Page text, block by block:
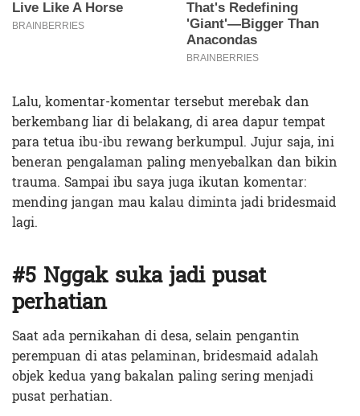
Lalu, komentar-komentar tersebut merebak dan
berkembang liar di belakang, di area dapur tempat
para tetua ibu-ibu rewang berkumpul. Jujur saja, ini
beneran pengalaman paling menyebalkan dan bikin
trauma. Sampai ibu saya juga ikutan komentar:
mending jangan mau kalau diminta jadi bridesmaid
lagi.
#5 Nggak suka jadi pusat
perhatian
Saat ada pernikahan di desa, selain pengantin
perempuan di atas pelaminan, bridesmaid adalah
objek kedua yang bakalan paling sering menjadi
pusat perhatian.